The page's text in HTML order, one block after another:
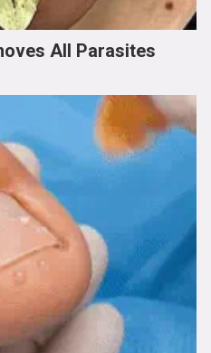
All Parasites